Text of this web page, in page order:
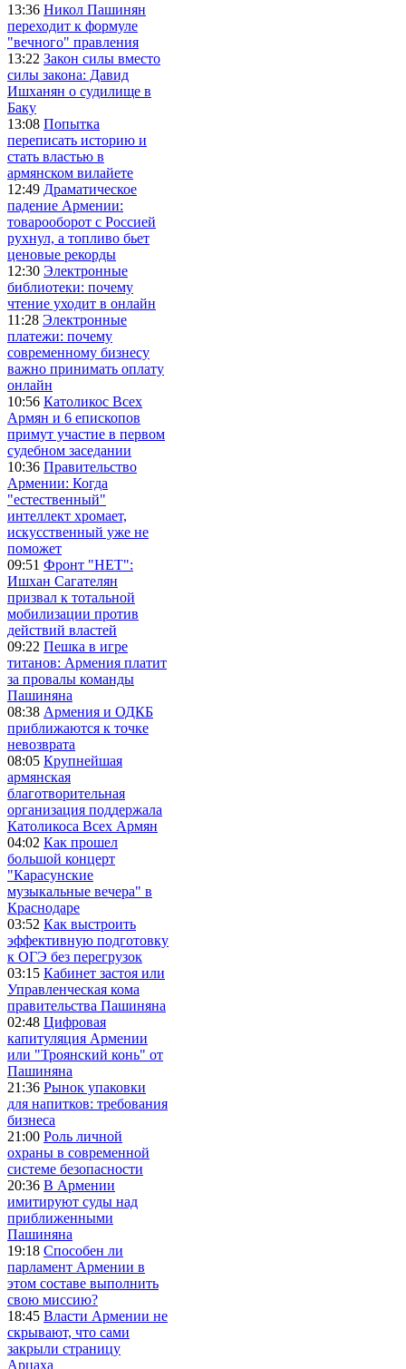
13:36 Никол Пашинян
переходит к формуле
"вечного" правления
13:22 Закон силы вместо
силы закона: Давид
Ишханян о судилище в
Баку
13:08 Попытка
переписать историю и
стать властью в
армянском вилайете
12:49 Драматическое
падение Армении:
товарооборот с Россией
рухнул, а топливо бьет
ценовые рекорды
12:30 Электронные
библиотеки: почему
чтение уходит в онлайн
11:28 Электронные
платежи: почему
современному бизнесу
важно принимать оплату
онлайн
10:56 Католикос Всех
Армян и 6 епископов
примут участие в первом
судебном заседании
10:36 Правительство
Армении: Когда
"естественный"
интеллект хромает,
искусственный уже не
поможет
09:51 Фронт "НЕТ":
Ишхан Сагателян
призвал к тотальной
мобилизации против
действий властей
09:22 Пешка в игре
титанов: Армения платит
за провалы команды
Пашиняна
08:38 Армения и ОДКБ
приближаются к точке
невозврата
08:05 Крупнейшая
армянская
благотворительная
организация поддержала
Католикоса Всех Армян
04:02 Как прошел
большой концерт
"Карасунские
музыкальные вечера" в
Краснодаре
03:52 Как выстроить
эффективную подготовку
к ОГЭ без перегрузок
03:15 Кабинет застоя или
Управленческая кома
правительства Пашиняна
02:48 Цифровая
капитуляция Армении
или "Троянский конь" от
Пашиняна
21:36 Рынок упаковки
для напитков: требования
бизнеса
21:00 Роль личной
охраны в современной
системе безопасности
20:36 В Армении
имитируют суды над
приближенными
Пашиняна
19:18 Способен ли
парламент Армении в
этом составе выполнить
свою миссию?
18:45 Власти Армении не
скрывают, что сами
закрыли страницу
Арцаха